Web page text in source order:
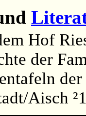
Hof
der
Aisch